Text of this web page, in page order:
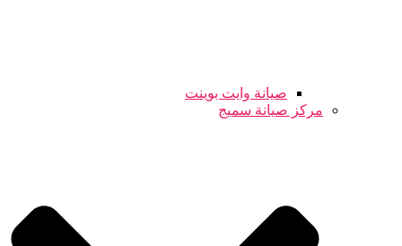
صيانة وايت بوينت
مركز صيانة سميج